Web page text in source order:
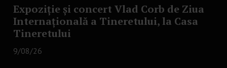
Expoziție și concert Vlad Corb de Ziua
Internațională a Tineretului, la Casa
Tineretului
9/08/26